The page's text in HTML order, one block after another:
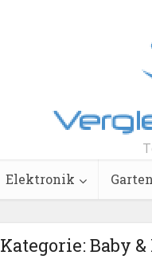
Elektronik Garten
Kategorie: Baby